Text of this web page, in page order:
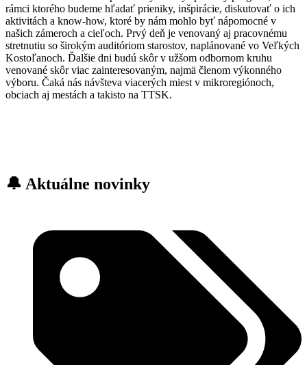
rámci ktorého budeme hľadať prieniky, inšpirácie, diskutovať o ich
aktivitách a know-how, ktoré by nám mohlo byť nápomocné v
našich zámeroch a cieľoch. Prvý deň je venovaný aj pracovnému
stretnutiu so širokým auditóriom starostov, naplánované vo Veľkých
Kostoľanoch. Ďalšie dni budú skôr v užšom odbornom kruhu
venované skôr viac zainteresovaným, najmä členom výkonného
výboru. Čaká nás návšteva viacerých miest v mikroregiónoch,
obciach aj mestách a takisto na TTSK.
🔔 Aktuálne novinky